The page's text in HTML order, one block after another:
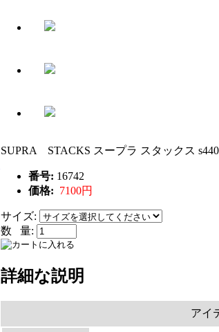
SUPRA STACKS スープラ スタックス
番号: 16742
価格: 7100円
サイズ:
数 量:
詳細な説明
アイ